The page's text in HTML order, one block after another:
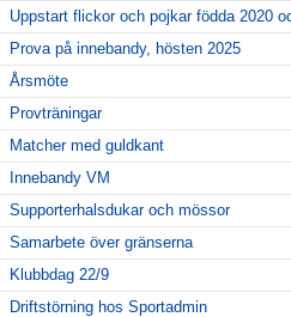
Våra lag
Klubbshop
Uppstart flickor och pojkar födda 2020
Prova på innebandy, hösten 2025
Årsmöte
Provträningar
Matcher med guldkant
Innebandy VM
Supporterhalsdukar och mössor
Samarbete över gränserna
Klubbdag 22/9
Driftstörning hos Sportadmin